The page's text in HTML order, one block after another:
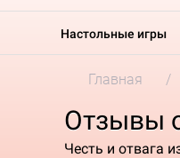
Настольные игры
Главная
Отзывы
Честь и отвага